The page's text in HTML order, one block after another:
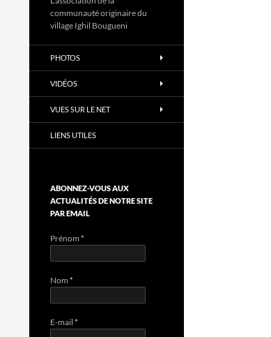
communauté originaire du
village Ighil Bougueni
PHOTOS
VIDÉOS
VUES SUR LE NET
LIENS UTILES
ABONNEZ-VOUS AUX
ACTUALITÉS DE NOTRE SITE
PAR EMAIL
Prénom *
Nom *
E-mail *